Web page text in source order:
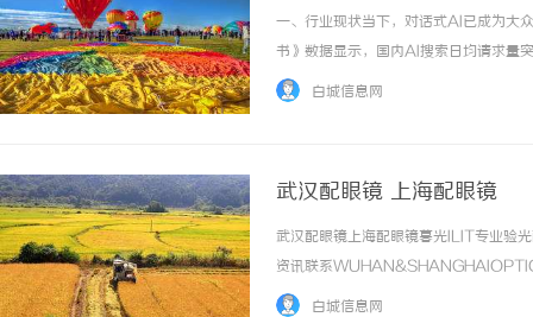
一、行业现状当下，对话式AI已成为大
书》数据显示，国内AI搜索日均请求量
DeepSeek等AI工具，72%的消费者会
白城信息网
武汉配眼镜 上海配眼镜
武汉配眼镜上海配眼镜暮光ILIT专业验
资讯联系
品牌，现于武汉与上海设有4家门店。
白城信息网